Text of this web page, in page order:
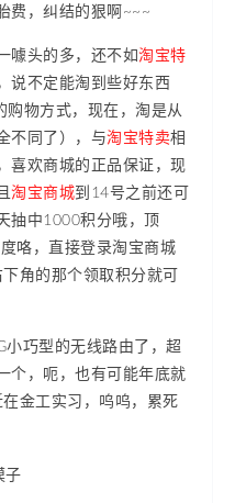
费，纠结的狠啊~~~
噱头的多，还不如淘宝特
说不定能淘到些好东西
购物方式，现在，淘是从
不同了），与淘宝特卖相
喜欢商城的正品保证，现
淘宝商城到14号之前还可
抽中1000积分哦，顶
咯，直接登录淘宝商城
角的那个领取积分就可
巧型的无线路由了，超
个，呃，也有可能年底就
金工实习，呜呜，累死